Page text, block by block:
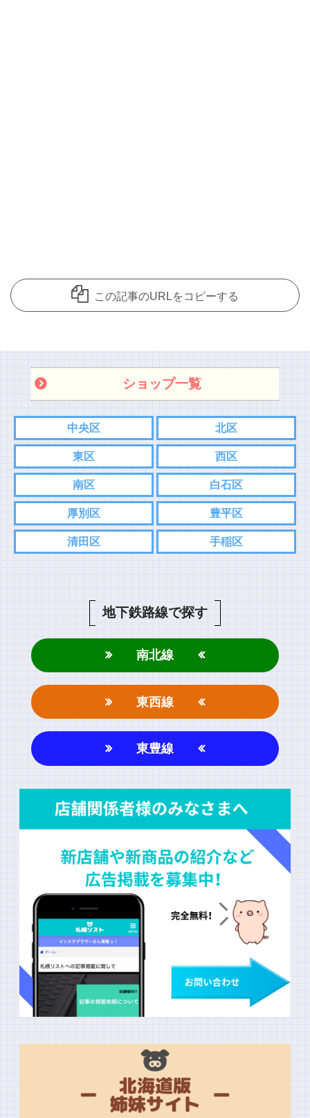
この記事のURLをコピーする
ショップ一覧
中央区 北区
東区 西区
南区 白石区
厚別区 豊平区
清田区 手稲区
地下鉄路線で探す
南北線
東西線
東豊線